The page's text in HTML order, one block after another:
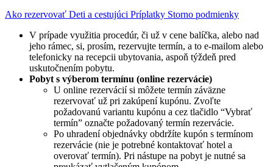
Ako rezervovať Deti a cestujúci Príplatky Storno podmienky
V prípade využitia procedúr, či už v cene balíčka, alebo nad
jeho rámec, si, prosím, rezervujte termín, a to e-mailom alebo
telefonicky na recepcii ubytovania, aspoň týždeň pred
uskutočnením pobytu.
Pobyt s výberom termínu (online rezervácie)
U online rezervácií si môžete termín záväzne
rezervovať už pri zakúpení kupónu. Zvoľte
požadovanú variantu kupónu a cez tlačidlo “Vybrať
termín” označte požadovaný termín rezervácie.
Po uhradení objednávky obdržíte kupón s termínom
rezervácie (nie je potrebné kontaktovať hotel a
overovať termín). Pri nástupe na pobyt je nutné sa